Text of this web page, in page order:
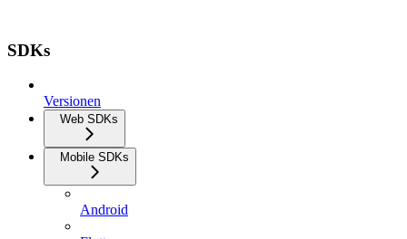
SDKs
Versionen
Web SDKs
Mobile SDKs
Android